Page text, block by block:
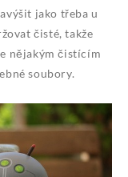
jako třeba u
čisté, takže
nějakým čistícím
soubory.